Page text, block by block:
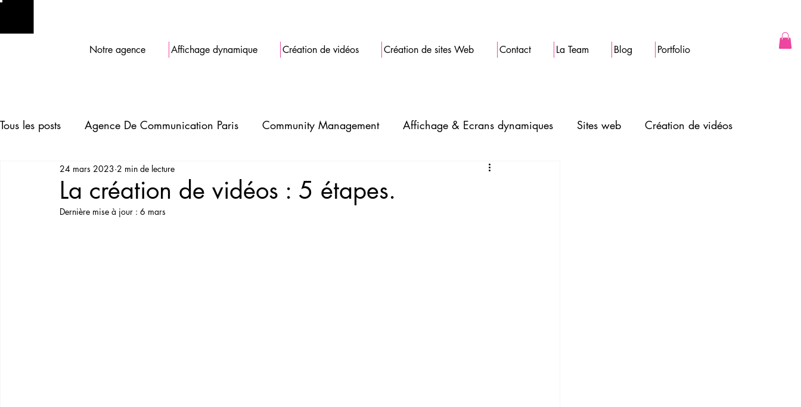
Notre agence Affichage dynamique Création de vidéos Création de sites Web Contact La Team Blog Portfolio
Tous les posts Agence De Communication Paris Community Management Affichage & Ecrans dynamiques Sites web Création de vidéos
La création de vidéos : 5 étapes.
24 mars 2023 2 min de lecture
Dernière mise à jour : 6 mars